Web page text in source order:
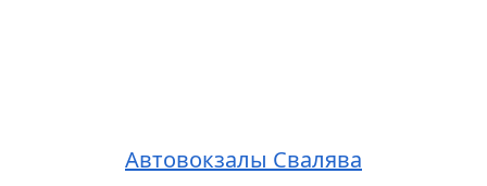
Автовокзалы Свалява